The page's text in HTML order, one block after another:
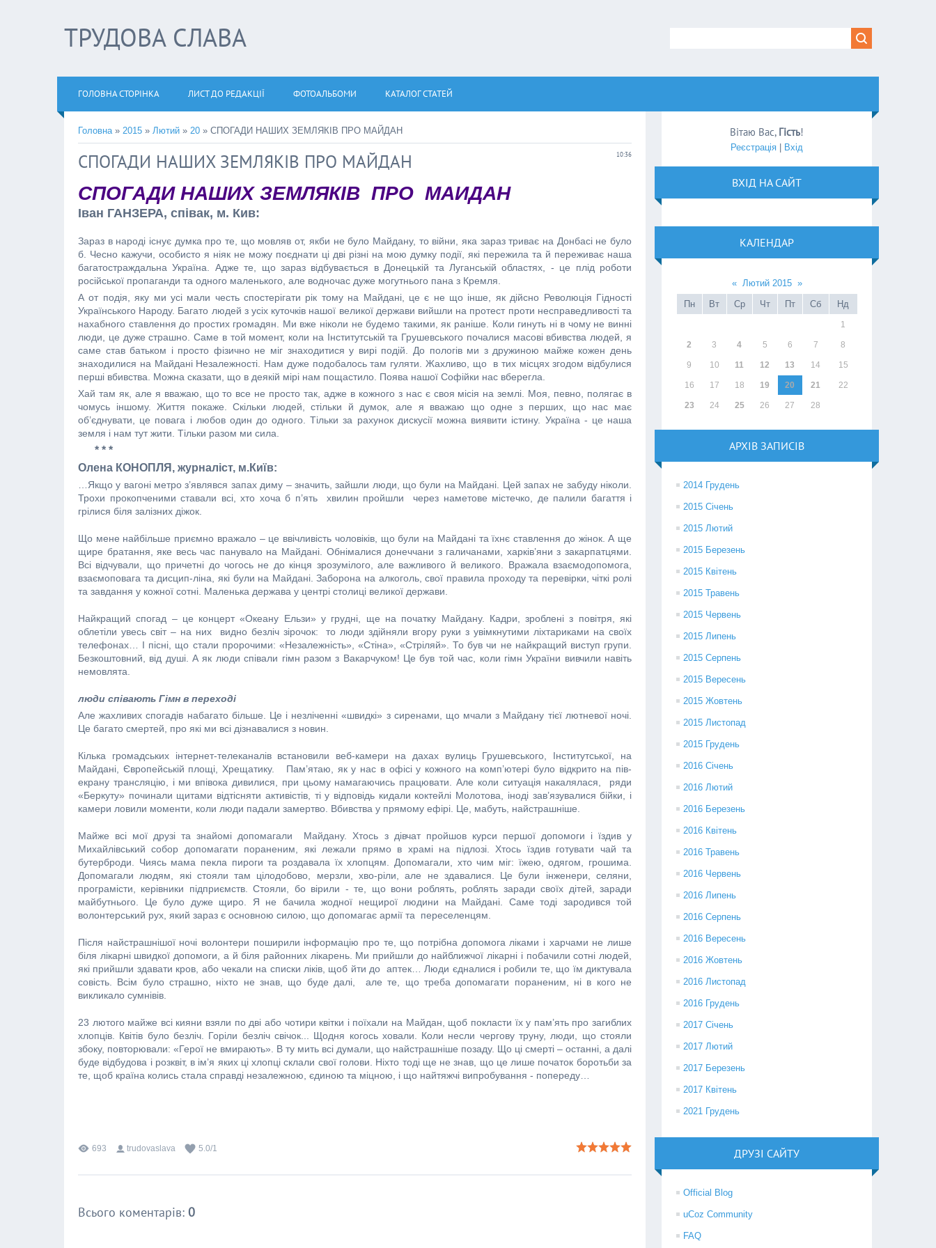
ТРУДОВА СЛАВА
ГОЛОВНА СТОРІНКА ЛИСТ ДО РЕДАКЦІЇ ФОТОАЛЬБОМИ КАТАЛОГ СТАТЕЙ
Головна» 2015 » Лютий » 20 » СПОГАДИ НАШИХ ЗЕМЛЯКІВ ПРО МАЙДАН
10:36
СПОГАДИ НАШИХ ЗЕМЛЯКІВ ПРО МАЙДАН
СПОГАДИ НАШИХ ЗЕМЛЯКІВ ПРО МАЙДАН
Іван ГАНЗЕРА, співак, м. Кив:
Зараз в народі існує думка про те, що мовляв от, якби не було Майдану, то війни, яка зараз триває на Донбасі не було
б. Чесно кажучи, особисто я ніяк не можу поєднати ці дві різні на мою думку події, які пережила та й переживає наша
багатостраждальна Україна. Адже те, що зараз відбувається в Донецькій та Луганській областях, - це плід роботи
російської пропаганди та одного маленького, але водночас дуже могутнього пана з Кремля.
А от подія, яку ми усі мали честь спостерігати рік тому на Майдані, це є не що інше, як дійсно Революція Гідності
Українського Народу. Багато людей з усіх куточків нашої великої держави вийшли на протест проти несправедливості та
нахабного ставлення до простих громадян. Ми вже ніколи не будемо такими, як раніше. Коли гинуть ні в чому не винні
люди, це дуже страшно. Саме в той момент, коли на Інститутській та Грушевського почалися масові вбивства людей, я
саме став батьком і просто фізично не міг знаходитися у вирі подій. До пологів ми з дружиною майже кожен день
знаходилися на Майдані Незалежності. Нам дуже подобалось там гуляти. Жахливо, що в тих місцях згодом відбулися
перші вбивства. Можна сказати, що в деякій мірі нам пощастило. Поява нашої Софійки нас вберегла.
Хай там як, але я вважаю, що то все не просто так, адже в кожного з нас є своя місія на землі. Моя, певно, полягає в
чомусь іншому. Життя покаже. Скільки людей, стільки й думок, але я вважаю що одне з перших, що нас має
об’єднувати, це повага і любов один до одного. Тільки за рахунок дискусії можна виявити істину. Україна - це наша
земля і нам тут жити. Тільки разом ми сила.
* * *
Олена КОНОПЛЯ, журналіст, м.Київ:
…Якщо у вагоні метро з’являвся запах диму – значить, зайшли люди, що були на Майдані. Цей запах не забуду ніколи.
Трохи прокопченими ставали всі, хто хоча б п’ять хвилин пройшли через наметове містечко, де палили багаття і
грілися біля залізних діжок.
Що мене найбільше приємно вражало – це ввічливість чоловіків, що були на Майдані та їхнє ставлення до жінок. А ще
щире братання, яке весь час панувало на Майдані. Обнімалися донеччани з галичанами, харків’яни з закарпатцями.
Всі відчували, що причетні до чогось не до кінця зрозумілого, але важливого й великого. Вражала взаємодопомога,
взаємоповага та дисцип-ліна, які були на Майдані. Заборона на алкоголь, свої правила проходу та перевірки, чіткі ролі
та завдання у кожної сотні. Маленька держава у центрі столиці великої держави.
Найкращий спогад – це концерт «Океану Ельзи» у грудні, ще на початку Майдану. Кадри, зроблені з повітря, які
облетіли увесь світ – на них видно безліч зірочок: то люди здійняли вгору руки з увімкнутими ліхтариками на своїх
телефонах… І пісні, що стали пророчими: «Незалежність», «Стіна», «Стріляй». То був чи не найкращий виступ групи.
Безкоштовний, від душі. А як люди співали гімн разом з Вакарчуком! Це був той час, коли гімн України вивчили навіть
немовлята.
люди співають Гімн в переході
Але жахливих спогадів набагато більше. Це і незліченні «швидкі» з сиренами, що мчали з Майдану тієї лютневої ночі.
Це багато смертей, про які ми всі дізнавалися з новин.
Кілька громадських інтернет-телеканалів встановили веб-камери на дахах вулиць Грушевського, Інститутської, на
Майдані, Європейській площі, Хрещатику. Пам’ятаю, як у нас в офісі у кожного на комп’ютері було відкрито на пів-
екрану трансляцію, і ми впівока дивилися, при цьому намагаючись працювати. Але коли ситуація накалялася, ряди
«Беркуту» починали щитами відтісняти активістів, ті у відповідь кидали коктейлі Молотова, іноді зав’язувалися бійки, і
камери ловили моменти, коли люди падали замертво. Вбивства у прямому ефірі. Це, мабуть, найстрашніше.
Майже всі мої друзі та знайомі допомагали Майдану. Хтось з дівчат пройшов курси першої допомоги і їздив у
Михайлівський собор допомагати пораненим, які лежали прямо в храмі на підлозі. Хтось їздив готувати чай та
бутерброди. Чиясь мама пекла пироги та роздавала їх хлопцям. Допомагали, хто чим міг: їжею, одягом, грошима.
Допомагали людям, які стояли там цілодобово, мерзли, хво-ріли, але не здавалися. Це були інженери, селяни,
програмісти, керівники підприємств. Стояли, бо вірили - те, що вони роблять, роблять заради своїх дітей, заради
майбутнього. Це було дуже щиро. Я не бачила жодної нещирої людини на Майдані. Саме тоді зародився той
волонтерський рух, який зараз є основною силою, що допомагає армії та переселенцям.
Після найстрашнішої ночі волонтери поширили інформацію про те, що потрібна допомога ліками і харчами не лише
біля лікарні швидкої допомоги, а й біля районних лікарень. Ми прийшли до найближчої лікарні і побачили сотні людей,
які прийшли здавати кров, або чекали на списки ліків, щоб йти до аптек… Люди єдналися і робили те, що їм диктувала
совість. Всім було страшно, ніхто не знав, що буде далі, але те, що треба допомагати пораненим, ні в кого не
викликало сумнівів.
23 лютого майже всі кияни взяли по дві або чотири квітки і поїхали на Майдан, щоб покласти їх у пам’ять про загиблих
хлопців. Квітів було безліч. Горіли безліч свічок... Щодня когось ховали. Коли несли чергову труну, люди, що стояли
збоку, повторювали: «Герої не вмирають». В ту мить всі думали, що найстрашніше позаду. Що ці смерті – останні, а далі
буде відбудова і розквіт, в ім’я яких ці хлопці склали свої голови. Ніхто тоді ще не знав, що це лише початок боротьби за
те, щоб країна колись стала справді незалежною, єдиною та міцною, і що найтяжчі випробування - попереду…
693 trudovaslava 5.0/1
Всього коментарів: 0
Вітаю Вас, Гість!
Реєстрація Вхід
ВХІД НА САЙТ
КАЛЕНДАР
« Лютий 2015 »
Пн
Вт Ср Чт Пт Сб Нд
1
2 3 4 5 6 7 8
9 10 11 12 13 14 15
16 17 18 19 20 21 22
23 24 25 26 27 28
АРХІВ ЗАПИСІВ
2014 Грудень
2015 Січень
2015 Лютий
2015 Березень
2015 Квітень
2015 Травень
2015 Червень
2015 Липень
2015 Серпень
2015 Вересень
2015 Жовтень
2015 Листопад
2015 Грудень
2016 Січень
2016 Лютий
2016 Березень
2016 Квітень
2016 Травень
2016 Червень
2016 Липень
2016 Серпень
2016 Вересень
2016 Жовтень
2016 Листопад
2016 Грудень
2017 Січень
2017 Лютий
2017 Березень
2017 Квітень
2021 Грудень
ДРУЗІ САЙТУ
Official Blog
uCoz Community
FAQ